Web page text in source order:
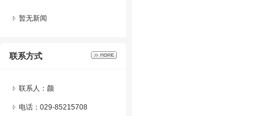
暂无新闻
联系方式
联系人：颜
电话：029-85215708